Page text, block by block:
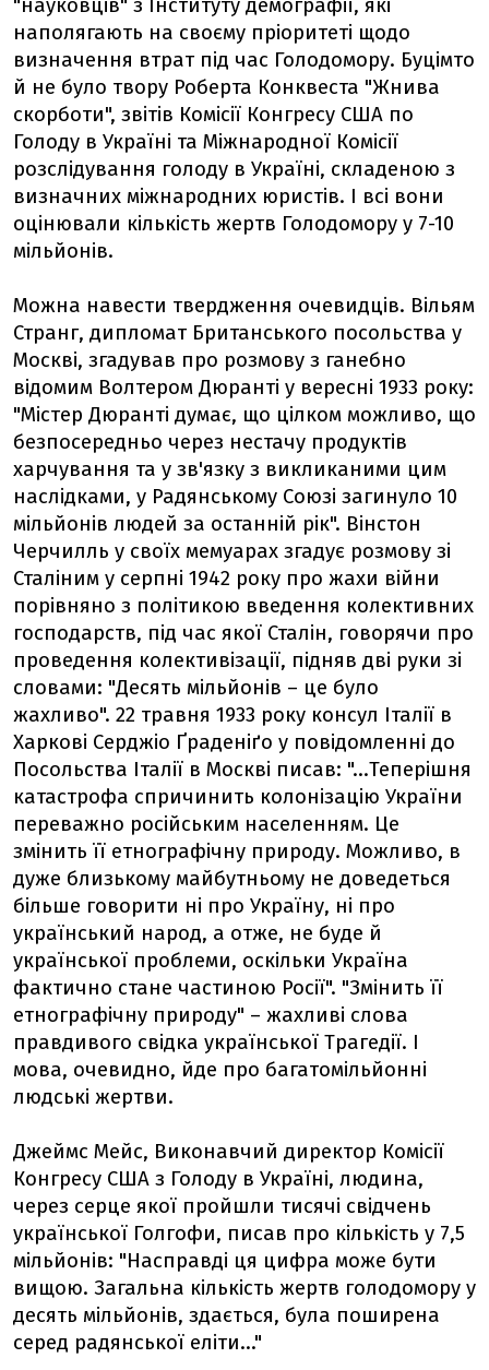
"науковців" з Інституту демографії, які
наполягають на своєму пріоритеті щодо
визначення втрат під час Голодомору. Буцімто
й не було твору Роберта Конквеста "Жнива
скорботи", звітів Комісії Конгресу США по
Голоду в Україні та Міжнародної Комісії
розслідування голоду в Україні, складеною з
визначних міжнародних юристів. І всі вони
оцінювали кількість жертв Голодомору у 7-10
мільйонів.
Можна навести твердження очевидців. Вільям
Странг, дипломат Британського посольства у
Москві, згадував про розмову з ганебно
відомим Волтером Дюранті у вересні 1933 року:
"Містер Дюранті думає, що цілком можливо, що
безпосередньо через нестачу продуктів
харчування та у зв'язку з викликаними цим
наслідками, у Радянському Союзі загинуло 10
мільйонів людей за останній рік". Вінстон
Черчилль у своїх мемуарах згадує розмову зі
Сталіним у серпні 1942 року про жахи війни
порівняно з політикою введення колективних
господарств, під час якої Сталін, говорячи про
проведення колективізації, підняв дві руки зі
словами: "Десять мільйонів – це було
жахливо". 22 травня 1933 року консул Італії в
Харкові Серджіо Ґраденіґо у повідомленні до
Посольства Італії в Москві писав: "...Теперішня
катастрофа спричинить колонізацію України
переважно російським населенням. Це
змінить її етнографічну природу. Можливо, в
дуже близькому майбутньому не доведеться
більше говорити ні про Україну, ні про
український народ, а отже, не буде й
української проблеми, оскільки Україна
фактично стане частиною Росії". "Змінить її
етнографічну природу" – жахливі слова
правдивого свідка української Трагедії. І
мова, очевидно, йде про багатомільйонні
людські жертви.
Джеймс Мейс, Виконавчий директор Комісії
Конгресу США з Голоду в Україні, людина,
через серце якої пройшли тисячі свідчень
української Голгофи, писав про кількість у 7,5
мільйонів: "Насправді ця цифра може бути
вищою. Загальна кількість жертв голодомору у
десять мільйонів, здається, була поширена
серед радянської еліти..."